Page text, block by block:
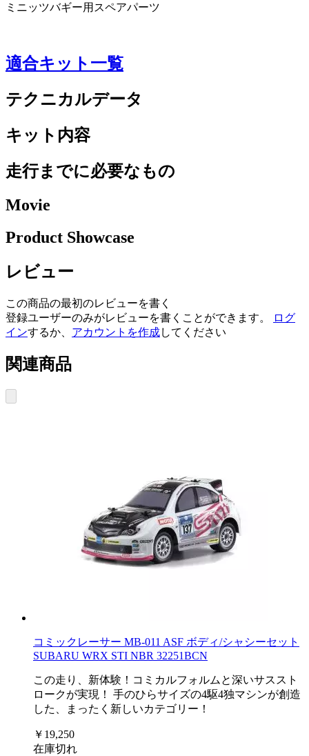
ミニッツバギー用スペアパーツ
適合キット一覧
テクニカルデータ
キット内容
走行までに必要なもの
Movie
Product Showcase
レビュー
この商品の最初のレビューを書く
登録ユーザーのみがレビューを書くことができます。
ログ
インするか、 アカウントを作成してください
関連商品
コミックレーサー MB-011 ASF ボディ/シャシーセット
SUBARU WRX STI NBR 32251BCN
この走り、新体験！コミカルフォルムと深いサススト
ロークが実現！ 手のひらサイズの4駆4独マシンが創造
した、まったく新しいカテゴリー！
￥19,250
在庫切れ